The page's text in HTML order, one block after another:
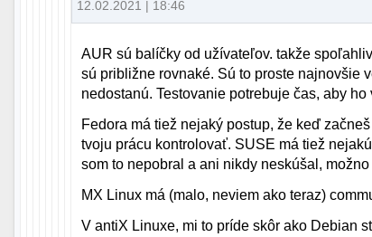
12.02.2021 | 18:46
AUR sú balíčky od užívateľov. takže
sú približne rovnaké. Sú to proste najnovšie
nedostanú. Testovanie potrebuje čas, aby
Fedora má tiež nejaký postup, že keď
tvoju prácu kontrolovať. SUSE má tiež
som to nepobral a ani nikdy neskúšal,
MX Linux má (malo, neviem ako teraz)
V antiX Linuxe, mi to príde skôr ako Debian